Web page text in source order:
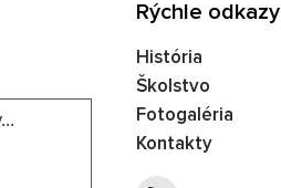
Text vašej správy...
Rýchle odkazy
História
Školstvo
Fotogaléria
Kontakty